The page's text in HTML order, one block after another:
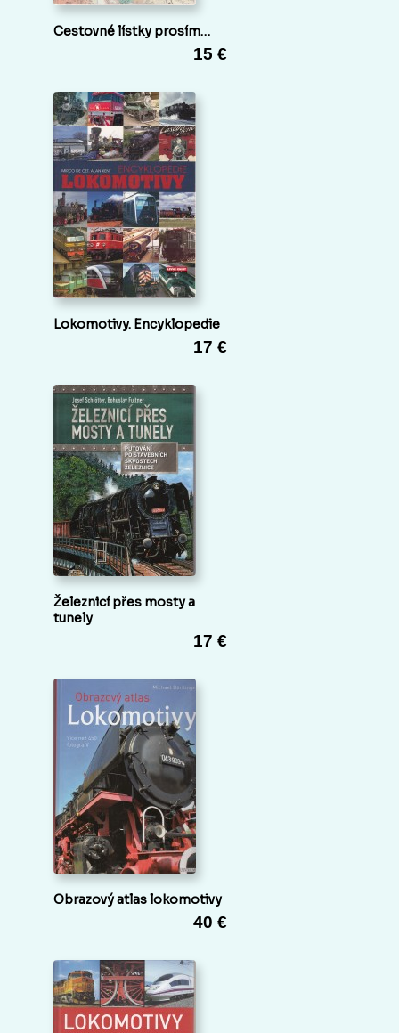
Cestovné lístky prosím…
15 €
Lokomotivy. Encyklopedie
17 €
Železnicí přes mosty a
tunely
17 €
Obrazový atlas lokomotivy
40 €